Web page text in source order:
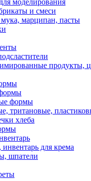
моделирования
и смеси
марципан, пасты
продукты,
формы
тритановые,
хлеба
для крема
шпатели